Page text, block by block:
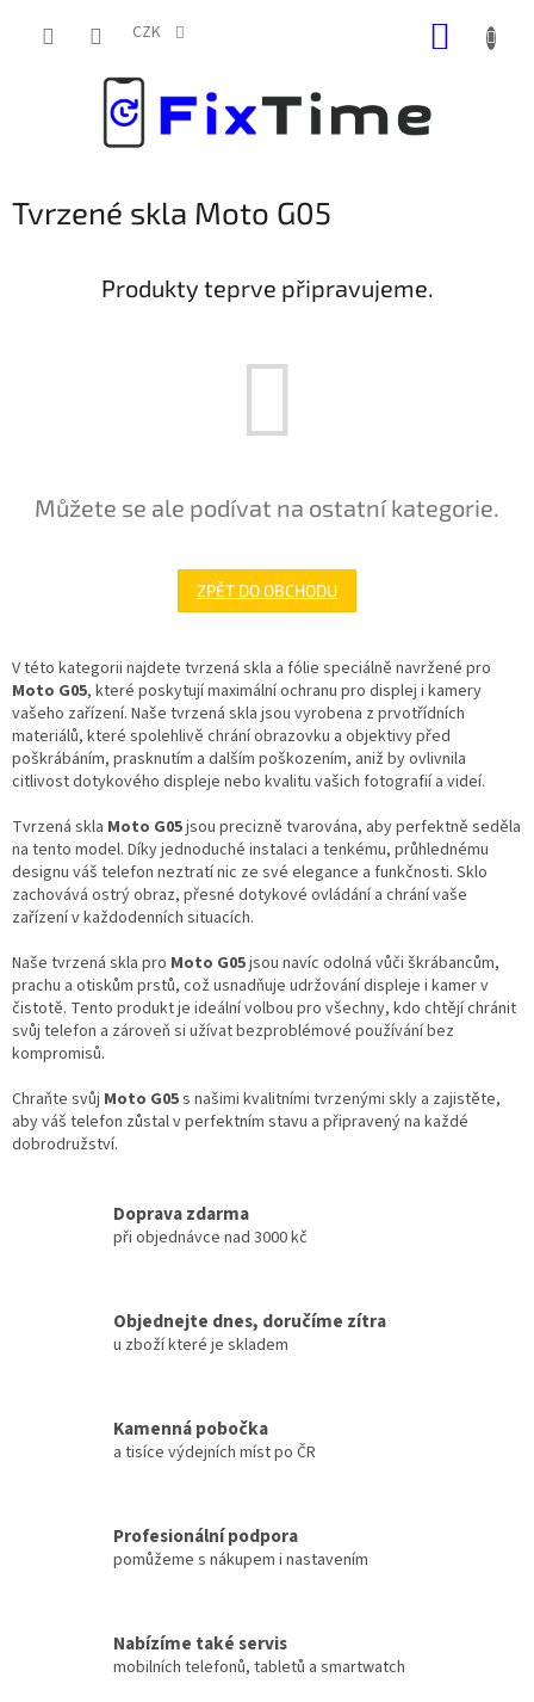
CZK
Tvrzené skla Moto G05
Produkty teprve připravujeme.
Můžete se ale podívat na ostatní kategorie.
ZPĚT DO OBCHODU
V této kategorii najdete tvrzená skla a fólie speciálně navržené pro
Moto G05, které poskytují maximální ochranu pro displej i kamery
vašeho zařízení. Naše tvrzená skla jsou vyrobena z prvotřídních
materiálů, které spolehlivě chrání obrazovku a objektivy před
poškrábáním, prasknutím a dalším poškozením, aniž by ovlivnila
citlivost dotykového displeje nebo kvalitu vašich fotografií a videí.
Tvrzená skla Moto G05jsou precizně tvarována, aby perfektně seděla
na tento model. Díky jednoduché instalaci a tenkému, průhlednému
designu váš telefon neztratí nic ze své elegance a funkčnosti. Sklo
zachovává ostrý obraz, přesné dotykové ovládání a chrání vaše
zařízení v každodenních situacích.
Naše tvrzená skla pro Moto G05jsou navíc odolná vůči škrábancům,
prachu a otiskům prstů, což usnadňuje udržování displeje i kamer v
čistotě. Tento produkt je ideální volbou pro všechny, kdo chtějí chránit
svůj telefon a zároveň si užívat bezproblémové používání bez
kompromisů.
Chraňte svůj Moto G05s našimi kvalitními tvrzenými skly a zajistěte,
aby váš telefon zůstal v perfektním stavu a připravený na každé
dobrodružství.
Doprava zdarma
při objednávce nad 3000 kč
Objednejte dnes, doručíme zítra
u zboží které je skladem
Kamenná pobočka
a tisíce výdejních míst po ČR
Profesionální podpora
pomůžeme s nákupem i nastavením
Nabízíme také servis
mobilních telefonů, tabletů a smartwatch